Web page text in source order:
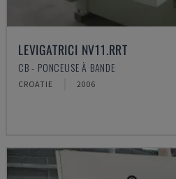
LEVIGATRICI NV11.RRT
CB - PONCEUSE À BANDE
CROATIE 2006